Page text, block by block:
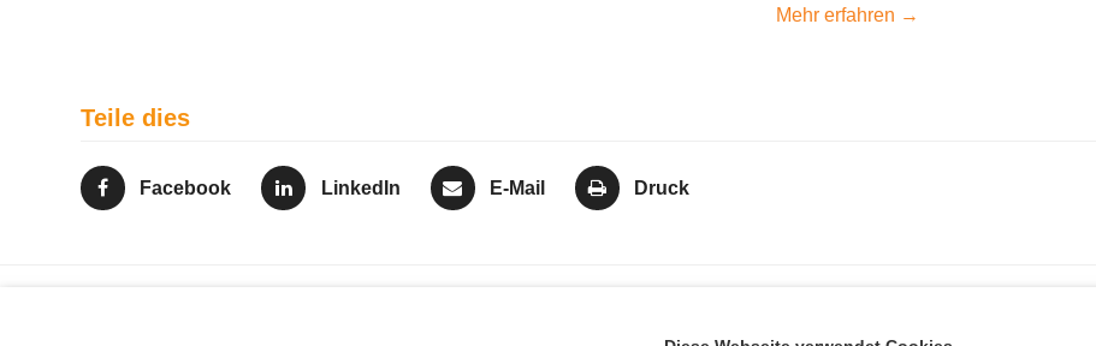
Mehr erfahren →
Teile dies
Facebook LinkedIn E-Mail Druck